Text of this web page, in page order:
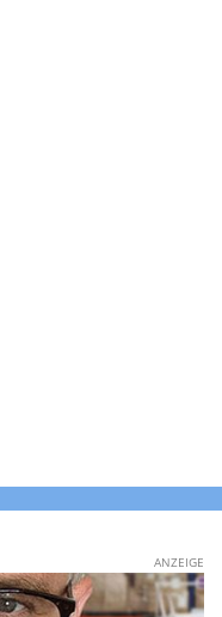
ANZEIGE